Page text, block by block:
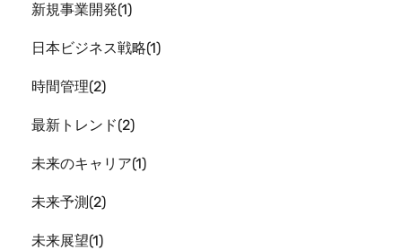
新規事業開発 1
日本ビジネス戦略 1
時間管理 2
最新トレンド 2
未来のキャリア 1
未来予測 2
未来展望 1